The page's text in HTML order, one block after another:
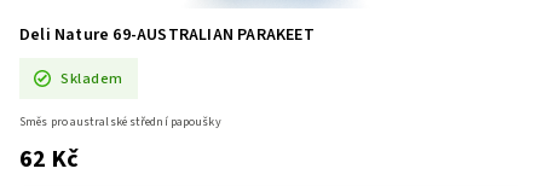
Deli Nature 69-AUSTRALIAN PARAKEET
Skladem
62 Kč
Směs pro australské střední papoušky